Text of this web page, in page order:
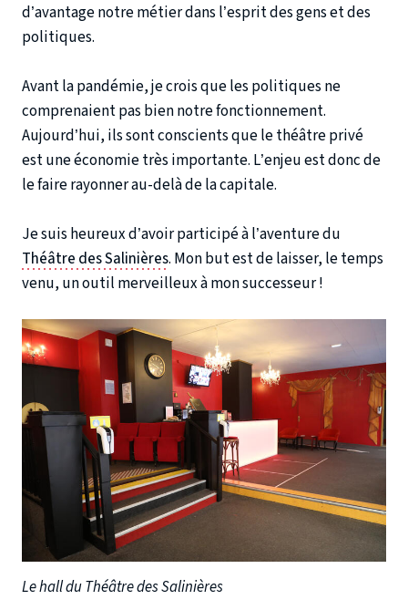
d’avantage notre métier dans l’esprit des gens et des
politiques.
Avant la pandémie, je crois que les politiques ne
comprenaient pas bien notre fonctionnement.
Aujourd’hui, ils sont conscients que le théâtre privé
est une économie très importante. L’enjeu est donc de
le faire rayonner au-delà de la capitale.
Je suis heureux d’avoir participé à l’aventure du
Théâtre des Salinières. Mon but est de laisser, le temps
venu, un outil merveilleux à mon successeur !
Le hall du Théâtre des Salinières